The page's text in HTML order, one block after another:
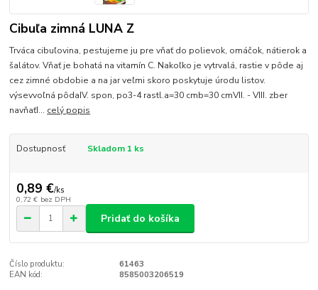
Cibuľa zimná LUNA Z
Trváca cibuľovina, pestujeme ju pre vňať do polievok, omáčok, nátierok a
šalátov. Vňať je bohatá na vitamín C. Nakoľko je vytrvalá, rastie v pôde aj
cez zimné obdobie a na jar veľmi skoro poskytuje úrodu listov.
výsevvoľná pôdaIV. spon, po3-4 rastl.a=30 cmb=30 cmVII. - VIII. zber
navňaťI... celý popis
Dostupnosť Skladom 1 ks
0,89 €/ks
0,72 € bez DPH
Pridať do košíka
Číslo produktu:
61463
EAN kód:
8585003206519